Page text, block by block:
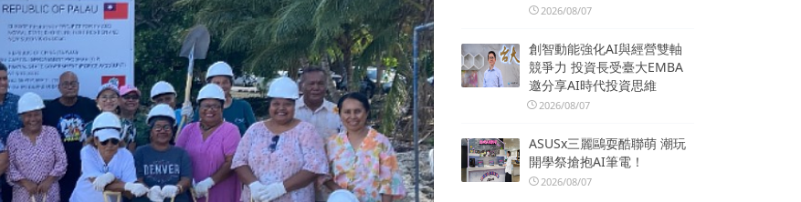
2026/08/07
創智動能強化AI與經營雙軸
競爭力 投資長受臺大EMBA
邀分享AI時代投資思維
2026/08/07
ASUSx三麗鷗耍酷聯萌 潮玩
開學祭搶抱AI筆電！
2026/08/07